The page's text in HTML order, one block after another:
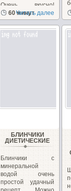
Очень вкусно!
Необычно, на
сайте...
60 минут
Читать далее
БЛИНЧИКИ
ДИЕТИЧЕСКИЕ
Блинчики с
минеральной
водой очень
простой удачный